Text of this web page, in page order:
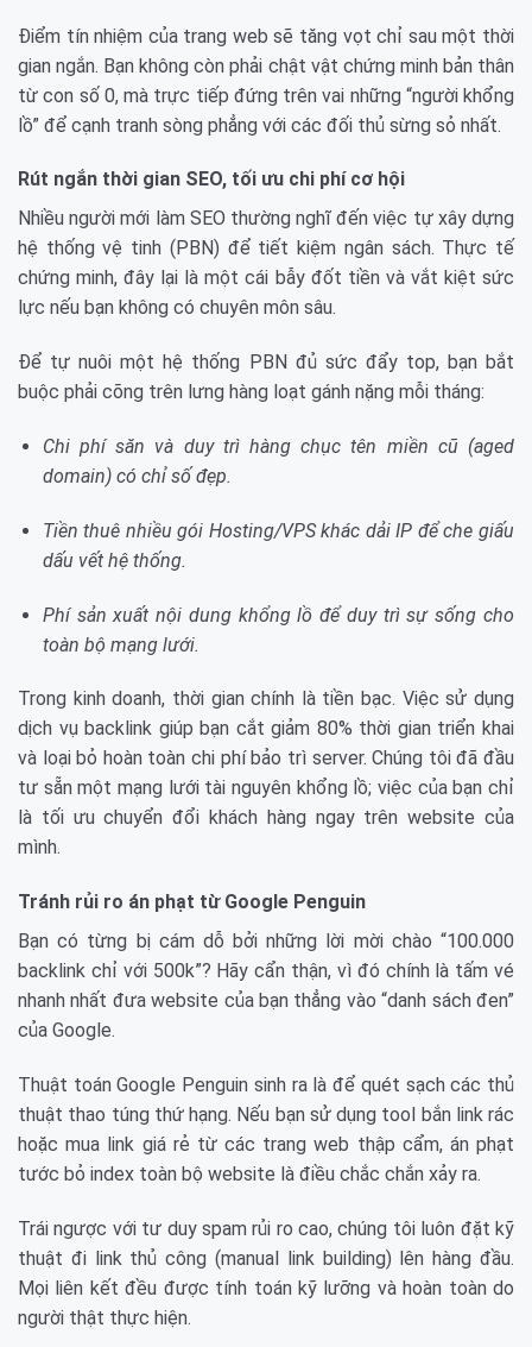
Điểm tín nhiệm của trang web sẽ tăng vọt chỉ sau một thời
gian ngắn. Bạn không còn phải chật vật chứng minh bản thân
từ con số 0, mà trực tiếp đứng trên vai những “người khổng
lồ” để cạnh tranh sòng phẳng với các đối thủ sừng sỏ nhất.
Rút ngắn thời gian SEO, tối ưu chi phí cơ hội
Nhiều người mới làm SEO thường nghĩ đến việc tự xây dựng
hệ thống vệ tinh (PBN) để tiết kiệm ngân sách. Thực tế
chứng minh, đây lại là một cái bẫy đốt tiền và vắt kiệt sức
lực nếu bạn không có chuyên môn sâu.
Để tự nuôi một hệ thống PBN đủ sức đẩy top, bạn bắt
buộc phải cõng trên lưng hàng loạt gánh nặng mỗi tháng:
Chi phí săn và duy trì hàng chục tên miền cũ (aged
domain) có chỉ số đẹp.
Tiền thuê nhiều gói Hosting/VPS khác dải IP để che giấu
dấu vết hệ thống.
Phí sản xuất nội dung khổng lồ để duy trì sự sống cho
toàn bộ mạng lưới.
Trong kinh doanh, thời gian chính là tiền bạc. Việc sử dụng
dịch vụ backlink giúp bạn cắt giảm 80% thời gian triển khai
và loại bỏ hoàn toàn chi phí bảo trì server. Chúng tôi đã đầu
tư sẵn một mạng lưới tài nguyên khổng lồ; việc của bạn chỉ
là tối ưu chuyển đổi khách hàng ngay trên website của
mình.
Tránh rủi ro án phạt từ Google Penguin
Bạn có từng bị cám dỗ bởi những lời mời chào “100.000
backlink chỉ với 500k”? Hãy cẩn thận, vì đó chính là tấm vé
nhanh nhất đưa website của bạn thẳng vào “danh sách đen”
của Google.
Thuật toán Google Penguin sinh ra là để quét sạch các thủ
thuật thao túng thứ hạng. Nếu bạn sử dụng tool bắn link rác
hoặc mua link giá rẻ từ các trang web thập cẩm, án phạt
tước bỏ index toàn bộ website là điều chắc chắn xảy ra.
Trái ngược với tư duy spam rủi ro cao, chúng tôi luôn đặt kỹ
thuật đi link thủ công (manual link building) lên hàng đầu.
Mọi liên kết đều được tính toán kỹ lưỡng và hoàn toàn do
người thật thực hiện.